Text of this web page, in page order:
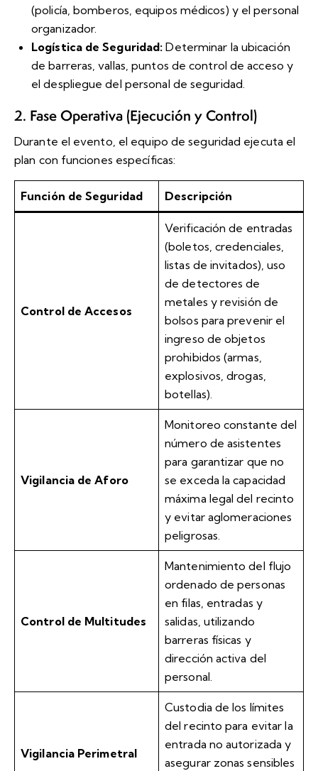
(policía, bomberos, equipos médicos) y el personal
organizador.
Logística de Seguridad: Determinar la ubicación
de barreras, vallas, puntos de control de acceso y
el despliegue del personal de seguridad.
2. Fase Operativa (Ejecución y Control)
Durante el evento, el equipo de seguridad ejecuta el
plan con funciones específicas:
Función de Seguridad Descripción
Control de Accesos
Verificación de entradas
(boletos, credenciales,
listas de invitados), uso
de detectores de
metales y revisión de
bolsos para prevenir el
ingreso de objetos
prohibidos (armas,
explosivos, drogas,
botellas).
Vigilancia de Aforo
Monitoreo constante del
número de asistentes
para garantizar que no
se exceda la capacidad
máxima legal del recinto
y evitar aglomeraciones
peligrosas.
Control de Multitudes
Mantenimiento del flujo
ordenado de personas
en filas, entradas y
salidas, utilizando
barreras físicas y
dirección activa del
personal.
Vigilancia Perimetral
Custodia de los límites
del recinto para evitar la
entrada no autorizada y
asegurar zonas sensibles